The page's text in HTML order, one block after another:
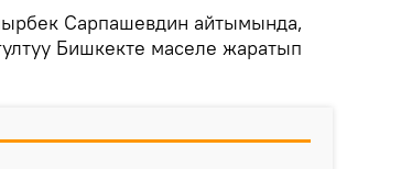
Сарпашевдин айтымында,
Бишкекте маселе жаратып